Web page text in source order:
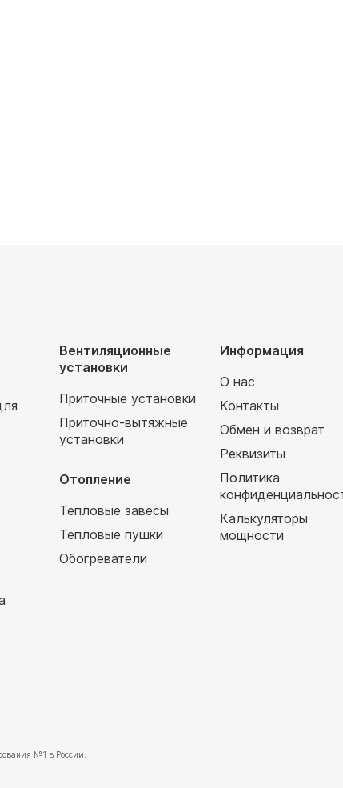
Вентиляционные
установки
Приточные установки
Приточно-вытяжные
установки
Отопление
Тепловые завесы
Тепловые пушки
Обогреватели
Информация
О нас
Контакты
Обмен и возврат
Реквизиты
Политика
Калькуляторы
мощности
№1 в России.